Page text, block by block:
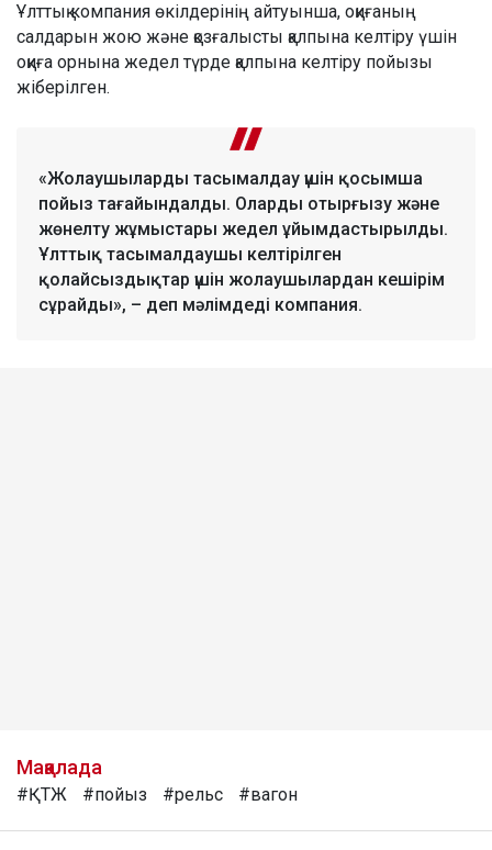
Ұлттық компания өкілдерінің айтуынша, оқиғаның
салдарын жою және қозғалысты қалпына келтіру үшін
оқиға орнына жедел түрде қалпына келтіру пойызы
жіберілген.
«Жолаушыларды тасымалдау үшін қосымша
пойыз тағайындалды. Оларды отырғызу және
жөнелту жұмыстары жедел ұйымдастырылды.
Ұлттық тасымалдаушы келтірілген
қолайсыздықтар үшін жолаушылардан кешірім
сұрайды», – деп мәлімдеді компания.
Мақалада
#ҚТЖ #пойыз #рельс #вагон